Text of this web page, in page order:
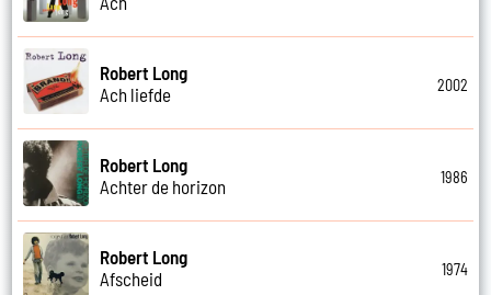
Robert Long
Ach liefde
2002
Robert Long
Achter de horizon
1986
Robert Long
Afscheid
1974